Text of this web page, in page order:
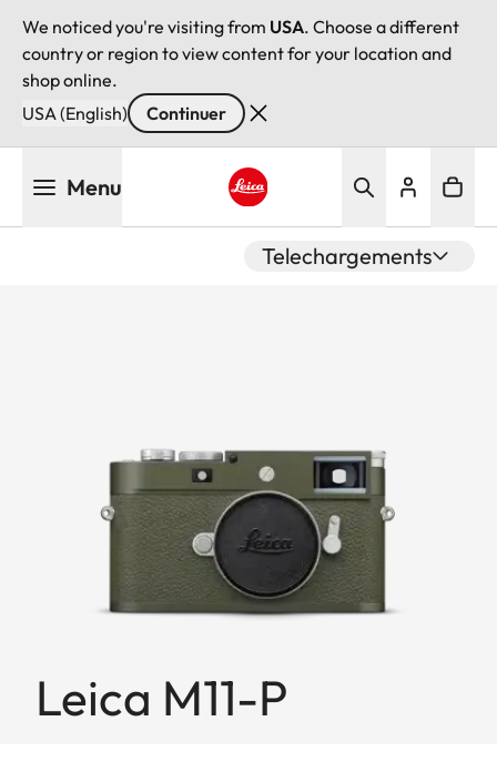
We noticed you're visiting from USA. Choose a different
country or region to view content for your location and
shop online.
USA (English)
Continuer
Menu
Telechargements
Leica M11-P